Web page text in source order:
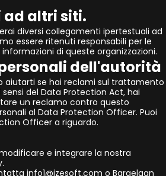
altri siti.
diversi collegamenti ipertestuali ad
essere ritenuti responsabili per le
di queste organizzazioni.
dell'autorità
aiutarti se hai reclami sul trattamento
del Data Protection Act, hai
un reclamo contro questo
al Data Protection Officer. Puoi
Officer a riguardo.
e integrare la nostra
info1@izesoft.com o Bargelaan